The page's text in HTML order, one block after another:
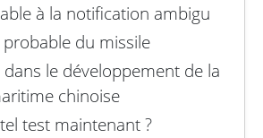
à la notification ambigu
du missile
le développement de la
chinoise
test maintenant ?